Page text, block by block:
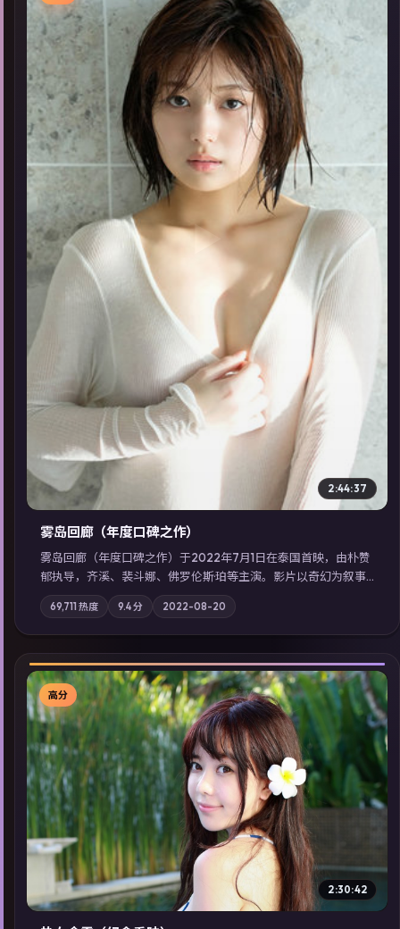
▶
2:44:37
雾岛回廊（年度口碑之作）
雾岛回廊（年度口碑之作）于2022年7月1日在泰国首映，由朴赞
郁执导，齐溪、裴斗娜、佛罗伦斯·珀等主演。影片以奇幻为叙事
主轴，边境小镇的平静被一封匿名信彻底打破；摄影与配乐强化
地域气质；站内亦可通过「国产免费观看高清电视剧在线看」延
展检索同类型高分佳作，畅享高清在线追剧体验。
69,711 热度 9.4分 2022-08-20
▶
高分
2:30:42